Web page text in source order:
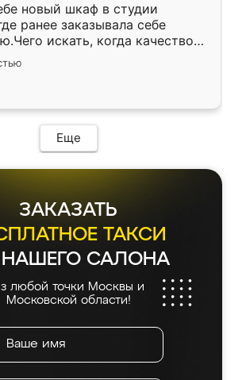
новый шкаф в студии
ранее заказывала себе
искать, когда качеством
Служит кухня уже почти
нет.
Еще
ЗАКАЗАТЬ
ТАКСИ
САЛОНА
любой точки Москвы и
Московской области!